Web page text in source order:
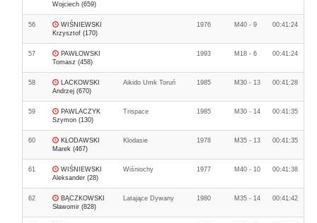
Wojciech (659)
56
WIŚNIEWSKI
Krzysztof (170)
1976 M40 - 9 00:41:24
57
PAWŁOWSKI
Tomasz (458)
1993 M18 - 6 00:41:24
58
LACKOWSKI
Andrzej (670)
Aikido Umk Toruń 1985 M30 - 13 00:41:28
59
PAWLACZYK
Szymon (130)
Trispace 1985 M30 - 14 00:41:35
60
KŁODAWSKI
Marek (467)
Klodasie 1978 M35 - 13 00:41:35
61
WIŚNIEWSKI
Aleksander (28)
Wiśniochy 1977 M40 - 10 00:41:38
62
BĄCZKOWSKI
Sławomir (828)
Latające Dywany 1980 M35 - 14 00:41:42